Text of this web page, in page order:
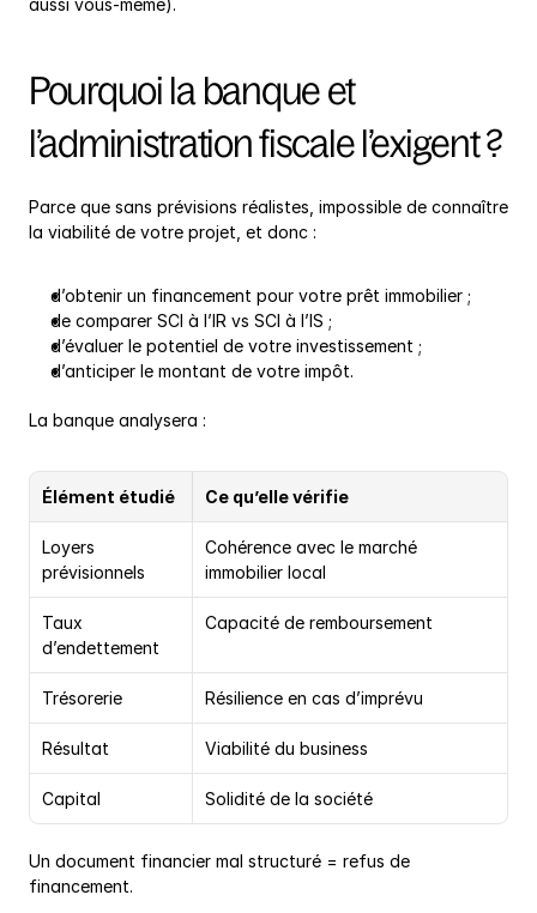
aussi vous-même).
Pourquoi la banque et
l’administration fiscale l’exigent ?
Parce que sans prévisions réalistes, impossible de connaître
la viabilité de votre projet, et donc :
d’obtenir un financement pour votre prêt immobilier ;
de comparer SCI à l’IR vs SCI à l’IS ;
d’évaluer le potentiel de votre investissement ;
d’anticiper le montant de votre impôt.
La banque analysera :
Élément étudié Ce qu’elle vérifie
Loyers
prévisionnels
Cohérence avec le marché
immobilier local
Taux
d’endettement
Capacité de remboursement
Trésorerie Résilience en cas d’imprévu
Résultat Viabilité du business
Capital Solidité de la société
Un document financier mal structuré = refus de
financement.